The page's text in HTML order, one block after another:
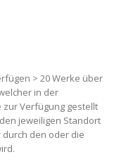
> 20 Werke über
in der
Verfügung gestellt
jeweiligen Standort
den oder die